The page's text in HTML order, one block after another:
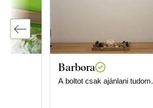
Barbora
A boltot csak ajánlani tudom.